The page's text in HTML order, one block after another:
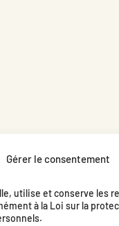
Gérer le consentement
utilise et conserve les
à la Loi sur la